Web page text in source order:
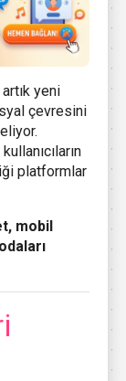
yeni
çevresini
platformlar
mobil